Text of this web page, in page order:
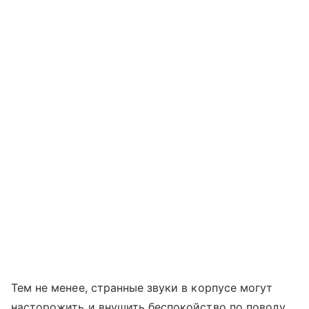
Тем не менее, странные звуки в корпусе могут